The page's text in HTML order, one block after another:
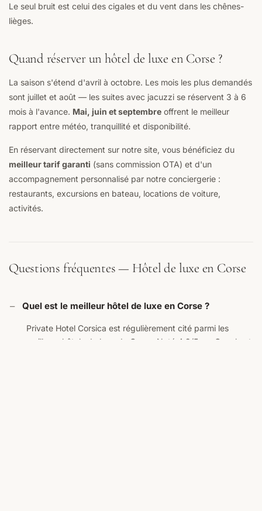
Le seul bruit est celui des cigales et du vent dans les chênes-
lièges.
Quand réserver un hôtel de luxe en Corse ?
La saison s'étend d'avril à octobre. Les mois les plus demandés
sont juillet et août — les suites avec jacuzzi se réservent 3 à 6
mois à l'avance. Mai, juin et septembre offrent le meilleur
rapport entre météo, tranquillité et disponibilité.
En réservant directement sur notre site, vous bénéficiez du
meilleur tarif garanti (sans commission OTA) et d'un
accompagnement personnalisé par notre conciergerie :
restaurants, excursions en bateau, locations de voiture,
activités.
Questions fréquentes — Hôtel de luxe en Corse
Quel est le meilleur hôtel de luxe en Corse ?
Private Hotel Corsica est régulièrement cité parmi les
meilleurs hôtels de luxe de Corse. Noté 4.9/5 sur Google et